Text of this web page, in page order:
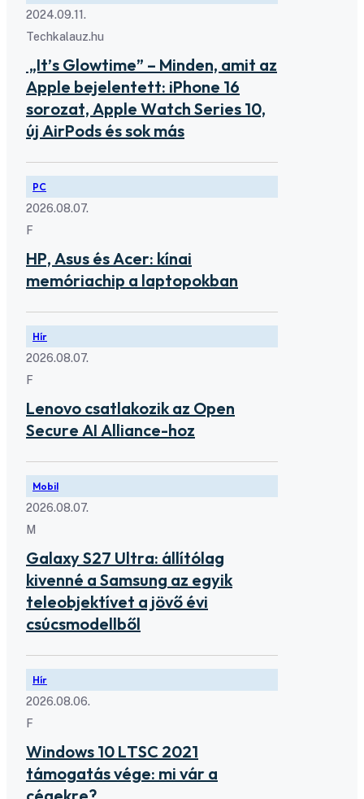
2024.09.11.
Techkalauz.hu
„It’s Glowtime” – Minden, amit az
Apple bejelentett: iPhone 16
sorozat, Apple Watch Series 10,
új AirPods és sok más
PC
2026.08.07.
F
HP, Asus és Acer: kínai
memóriachip a laptopokban
Hír
2026.08.07.
F
Lenovo csatlakozik az Open
Secure AI Alliance-hoz
Mobil
2026.08.07.
M
Galaxy S27 Ultra: állítólag
kivenné a Samsung az egyik
teleobjektívet a jövő évi
csúcsmodellből
Hír
2026.08.06.
F
Windows 10 LTSC 2021
támogatás vége: mi vár a